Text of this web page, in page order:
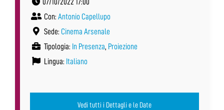
07/10/2022 17:00
Con: Antonio Capellupo
Sede: Cinema Arsenale
Tipologia: In Presenza, Proiezione
Lingua: Italiano
Vedi tutti i Dettagli e le Date